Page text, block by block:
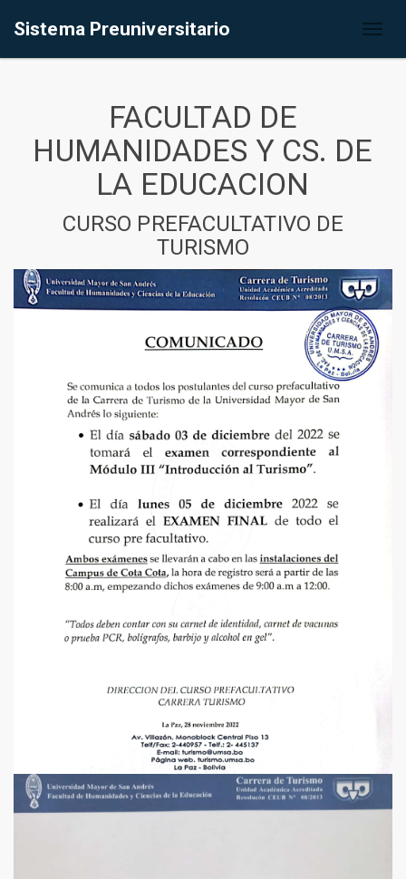
Sistema Preuniversitario
FACULTAD DE
HUMANIDADES Y CS. DE
LA EDUCACION
CURSO PREFACULTATIVO DE
TURISMO